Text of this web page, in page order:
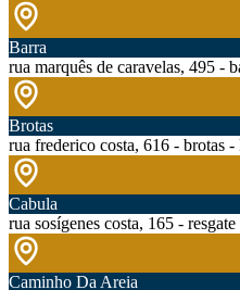
Barra
rua marquês de caravelas, 495 -
Brotas
rua frederico costa, 616 - brotas
Cabula
rua sosígenes costa, 165 -
Caminho Da Areia